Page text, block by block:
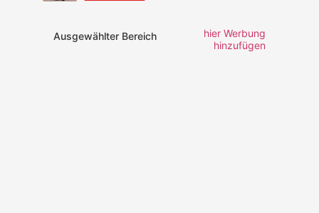
Ausgewählter Bereich
hier Werbung
hinzufügen